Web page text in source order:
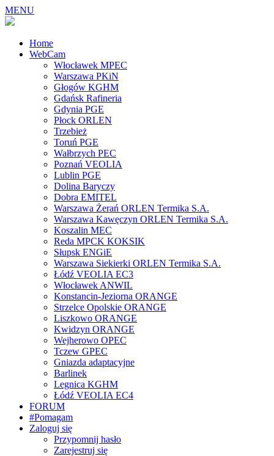
MENU
Home
WebCam
Włocławek MPEC
Warszawa PKiN
Głogów KGHM
Gdańsk Rafineria
Gdynia PGE
Płock ORLEN
Trzebież
Toruń PGE
Wałbrzych PEC
Poznań VEOLIA
Lublin PGE
Dolina Baryczy
Dobra EMITEL
Warszawa Żerań ORLEN Termika S.A.
Warszawa Kawęczyn ORLEN Termika S.A.
Koszalin MEC
Reda MPCK KOKSIK
Słupsk ENGiE
Warszawa Siekierki ORLEN Termika S.A.
Łódź VEOLIA EC3
Włocławek ANWIL
Konstancin-Jeziorna ORANGE
Strzelce Opolskie ORANGE
Liszkowo ORANGE
Kwidzyn ORANGE
Wejherowo OPEC
Tczew GPEC
Gniazda adaptacyjne
Barlinek
Legnica KGHM
Łódź VEOLIA EC4
FORUM
#Pomagam
Zaloguj się
Przypomnij hasło
Zarejestruj się